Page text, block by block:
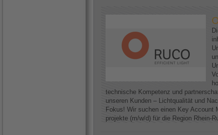
technische Kompetenz und
unseren Kunden – Lichtqualität und
Fokus! Wir suchen einen Key Account
projekte (m/w/d) für die Region Rhein-